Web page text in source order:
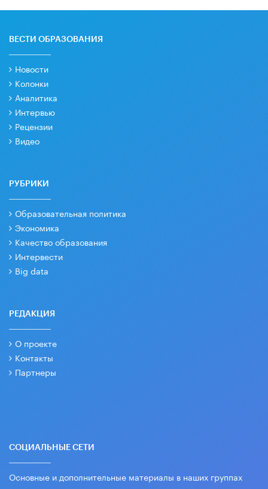
ВЕСТИ ОБРАЗОВАНИЯ
Новости
Колонки
Аналитика
Интервью
Рецензии
Видео
РУБРИКИ
Образовательная политика
Экономика
Качество образования
Интервести
Big data
РЕДАКЦИЯ
О проекте
Контакты
Партнеры
СОЦИАЛЬНЫЕ СЕТИ
Основные и дополнительные материалы в наших группах